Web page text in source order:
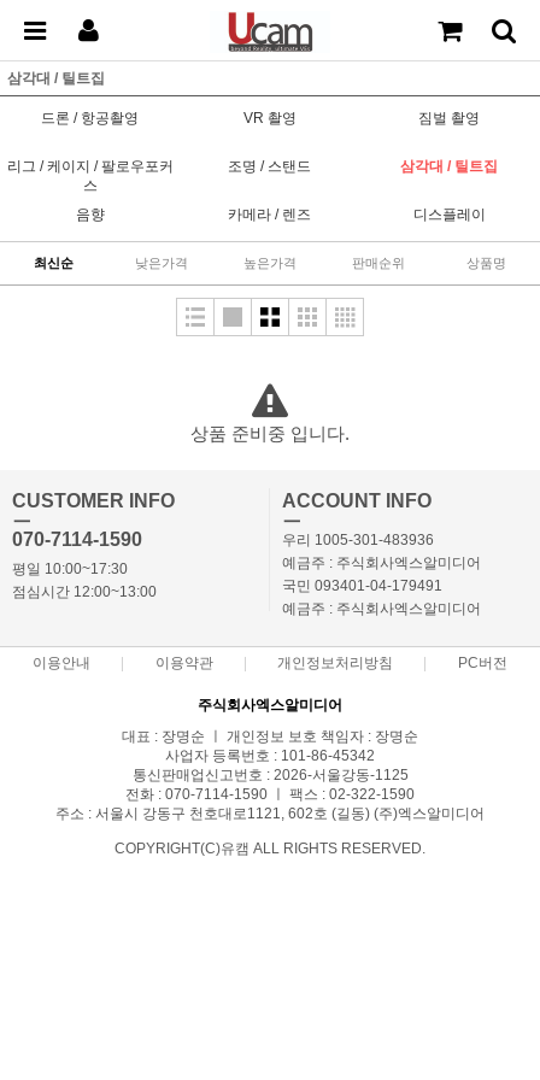
삼각대 / 틸트집
드론 / 항공촬영 VR 촬영 짐벌 촬영
리그 / 케이지 / 팔로우포커
스
조명 / 스탠드 삼각대 / 틸트집
음향 카메라 / 렌즈 디스플레이
최신순 낮은가격 높은가격 판매순위 상품명
상품 준비중 입니다.
CUSTOMER INFO
ㅡ
070-7114-1590
평일 10:00~17:30
점심시간 12:00~13:00
ACCOUNT INFO
ㅡ
우리 1005-301-483936
예금주 : 주식회사엑스알미디어
국민 093401-04-179491
예금주 : 주식회사엑스알미디어
이용안내 이용약관 개인정보처리방침 PC버전
주식회사엑스알미디어
대표 : 장명순 ㅣ 개인정보 보호 책임자 : 장명순
사업자 등록번호 : 101-86-45342
통신판매업신고번호 : 2026-서울강동-1125
전화 : 070-7114-1590 ㅣ 팩스 : 02-322-1590
주소 : 서울시 강동구 천호대로1121, 602호 (길동) (주)엑스알미디어
COPYRIGHT(C)유캠 ALL RIGHTS RESERVED.